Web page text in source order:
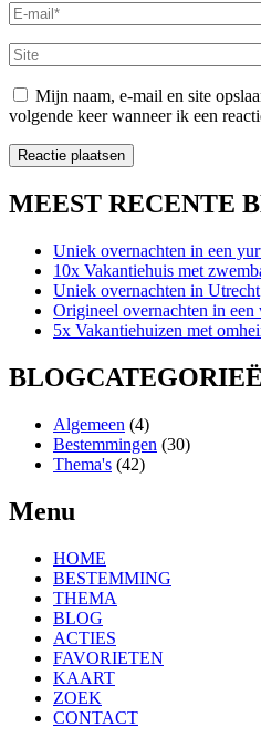
E-
mail*
Site
Mijn naam, e-mail en site
volgende keer wanneer ik een
MEEST RECENTE
Uniek overnachten in een
10x Vakantiehuis met
Uniek overnachten in Utrecht
Origineel overnachten in een
5x Vakantiehuizen met
Algemeen (4)
Bestemmingen (30)
Thema's (42)
Menu
HOME
BESTEMMING
THEMA
BLOG
ACTIES
FAVORIETEN
KAART
ZOEK
CONTACT